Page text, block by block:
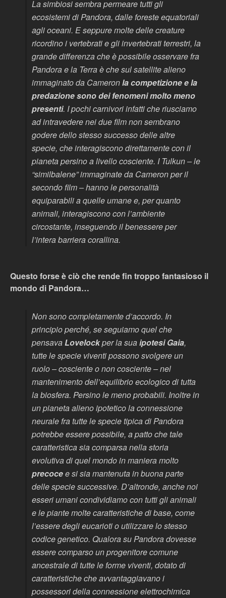
La simbiosi sembra permeare tutti gli
ecosistemi di Pandora, dalle foreste equatoriali
agli oceani. E seppure molte delle creature
ricordino i vertebrati e gli invertebrati terrestri, la
grande differenza che è possibile osservare fra
Pandora e la Terra è che sul satellite alieno
immaginato da Cameronla competizione e la
predazione sono dei fenomeni molto meno
presenti. I pochi carnivori infatti che riusciamo
ad intravedere nei due film non sembrano
godere dello stesso successo delle altre
specie, che interagiscono direttamente con il
pianeta persino a livello cosciente. I Tulkun – le
“similbalene” immaginate da Cameron per il
secondo film – hanno le personalità
equiparabili a quelle umane e, per quanto
animali, interagiscono con l’ambiente
circostante, inseguendo il benessere per
l’intera barriera corallina.
Questo forse è ciò che rende fin troppo fantasioso il
mondo di Pandora…
Non sono completamente d’accordo. In
principio perché, se seguiamo quel che
pensavaLovelockper la suaipotesi Gaia,
tutte le specie viventi possono svolgere un
ruolo – cosciente o non cosciente – nel
mantenimento dell’equilibrio ecologico di tutta
la biosfera. Persino le meno probabili. Inoltre in
un pianeta alieno ipotetico la connessione
neurale fra tutte le specie tipica di Pandora
potrebbe essere possibile, a patto che tale
caratteristica sia comparsa nella storia
evolutiva di quel mondo in maniera molto
precocee si sia mantenuta in buona parte
delle specie successive. D’altronde, anche noi
esseri umani condividiamo con tutti gli animali
e le piante molte caratteristiche di base, come
l’essere degli eucarioti o utilizzare lo stesso
codice genetico. Qualora su Pandora dovesse
essere comparso un progenitore comune
ancestrale di tutte le forme viventi, dotato di
caratteristiche che avvantaggiavano i
possessori della connessione elettrochimica